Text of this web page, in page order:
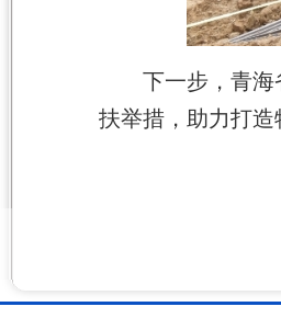
下一步，青
扶举措， 助力打